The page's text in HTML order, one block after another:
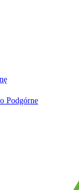
Podgórne